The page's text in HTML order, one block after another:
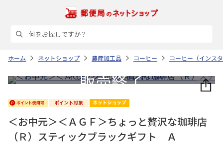
ホーム ネットショップ 農産加工品 コーヒー コーヒー（インス
＜お中元＞＜ＡＧＦ＞ちょっと贅沢な珈琲店
（Ｒ）スティックブラックギフト Ａ